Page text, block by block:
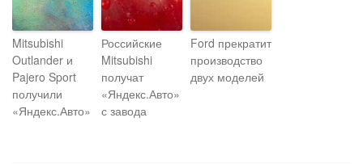
Mitsubishi
Outlander и
Pajero Sport
получили
«Яндекс.Авто»
Российские
Mitsubishi
получат
«Яндекс.Авто»
с завода
Ford прекратит
производство
двух моделей